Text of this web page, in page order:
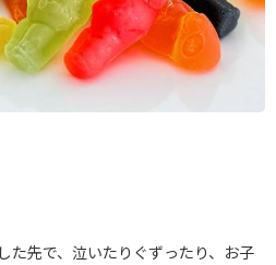
た先で、泣いたりぐずったり、お子